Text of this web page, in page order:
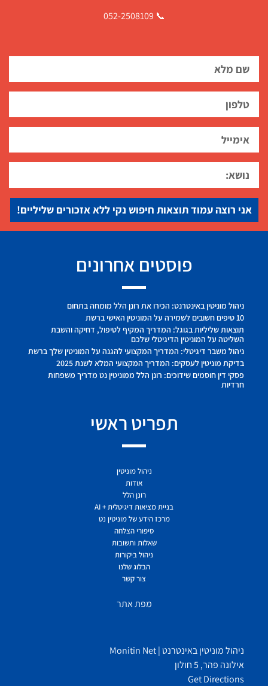
📞 052-2508109
אני רוצה עמוד תוצאות חיפוש נקי ללא אזכורים שליליים!
פוסטים אחרונים
ניהול מוניטין באינטרנט: הכירו את רונן הלל מומחה בתחום
10 טיפים חשובים לשמירה על המוניטין האישי ברשת
תוצאות שליליות בגוגל: המדריך המקיף לטיפול, דחיקה והשבת
השליטה על המוניטין הדיגיטלי שלכם
ניהול משבר דיגיטלי: המדריך המקצועי להגנה על המוניטין שלך ברשת
בדיקת מוניטין לעסקים: המדריך המקצועי המלא לשנת 2025
פסקי דין חוסמים שידוכים: רונן הלל ממוניטין נט מדריך משפחות
חרדיות
תפריט ראשי
ניהול מוניטין
אודות
רונן הלל
בניית מציאות דיגיטלית + AI
מרכז הידע של מוניטין נט
סיפורי הצלחה
שאלות ותשובות
ניהול ביקורות
הבלוג שלנו
צור קשר
מפת אתר
ניהול מוניטין באינטרנט | Monitin Net
אילונה פהר, 5 חולון
Get Directions